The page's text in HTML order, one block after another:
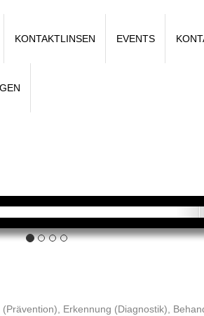
KONTAKTLINSEN EVENTS
Erkennung (Diagnostik),